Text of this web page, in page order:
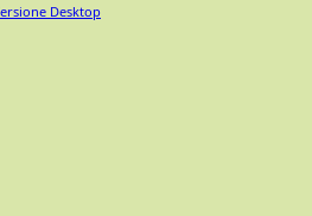
Desktop